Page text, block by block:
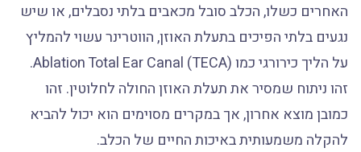
האחרים כשלו, הכלב סובל מכאבים בלתי נסבלים, או שיש
נגעים בלתי הפיכים בתעלת האוזן, הווטרינר עשוי להמליץ
על הליך כירורגי כמו Ablation Total Ear Canal (TECA).
זהו ניתוח שמסיר את תעלת האוזן החולה לחלוטין. זהו
כמובן מוצא אחרון, אך במקרים מסוימים הוא יכול להביא
להקלה משמעותית באיכות החיים של הכלב.